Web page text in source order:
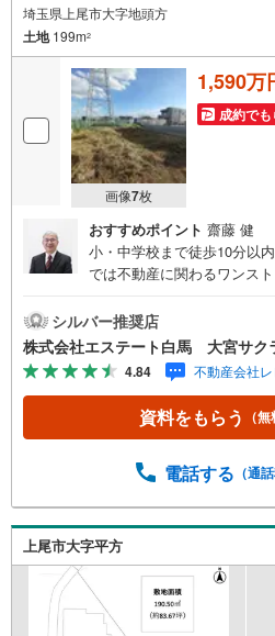
埼玉県上尾市大字地頭方
土地199m2
画像7枚
1,590万
成約でも
おすすめポイント 齋藤 健
小・中学校まで徒歩10分以
では不動産に関わるワンス
が選ばれる4つのポイント＞
ービス社外の中立的なファ
相談できます。ローン返済
老後資金など、ライフプラ
す。2.自社グループでリフ
「白馬建設株式会社」にて
す営業時間:9:30～19:00 こ
可能ですWEB会議システム
ち合わせ、「ITを活用した重
の契約手続きも可能です。
週火曜、水曜もお問合せに
ち合わせなど、非接触での
相談下さい。
シルバー推奨店
株式会社エステート白馬 大宮サク
4.84 不動産会社
資料をもらう （無
電話する （通
上尾市大字平方